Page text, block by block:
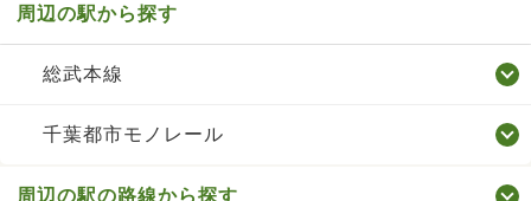
周辺の駅から探す
総武本線
千葉都市モノレール
周辺の駅の路線から探す